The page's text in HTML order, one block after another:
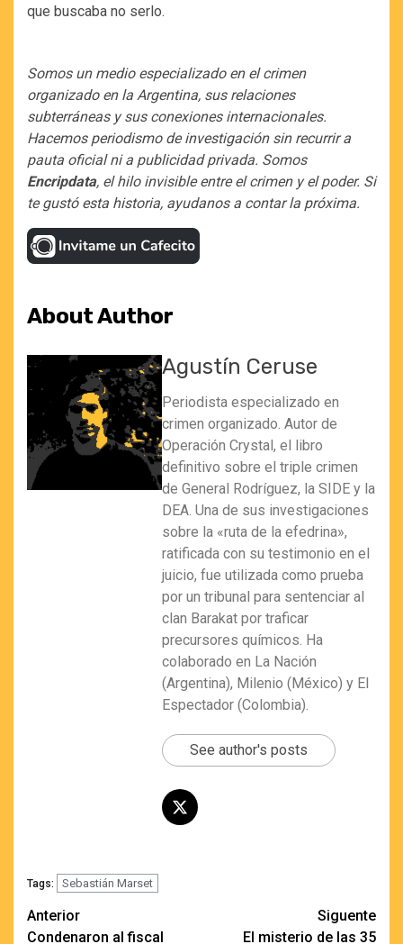
que buscaba no serlo.
Somos un medio especializado en el crimen
organizado en la Argentina, sus relaciones
subterráneas y sus conexiones internacionales.
Hacemos periodismo de investigación sin recurrir a
pauta oficial ni a publicidad privada. Somos
Encripdata, el hilo invisible entre el crimen y el poder. Si
te gustó esta historia, ayudanos a contar la próxima.
About Author
Agustín Ceruse
Periodista especializado en
crimen organizado. Autor de
Operación Crystal, el libro
definitivo sobre el triple crimen
de General Rodríguez, la SIDE y la
DEA. Una de sus investigaciones
sobre la «ruta de la efedrina»,
ratificada con su testimonio en el
juicio, fue utilizada como prueba
por un tribunal para sentenciar al
clan Barakat por traficar
precursores químicos. Ha
colaborado en La Nación
(Argentina), Milenio (México) y El
Espectador (Colombia).
See author's posts
Tags: Sebastián Marset
Navegación
Anterior
Condenaron al fiscal
Siguente
El misterio de las 35